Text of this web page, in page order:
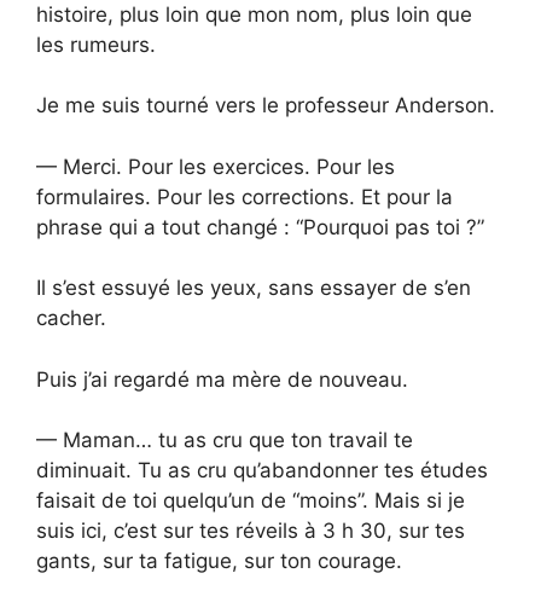
histoire, plus loin que mon nom, plus loin que
les rumeurs.
Je me suis tourné vers le professeur Anderson.
— Merci. Pour les exercices. Pour les
formulaires. Pour les corrections. Et pour la
phrase qui a tout changé : “Pourquoi pas toi ?”
Il s’est essuyé les yeux, sans essayer de s’en
cacher.
Puis j’ai regardé ma mère de nouveau.
— Maman… tu as cru que ton travail te
diminuait. Tu as cru qu’abandonner tes études
faisait de toi quelqu’un de “moins”. Mais si je
suis ici, c’est sur tes réveils à 3 h 30, sur tes
gants, sur ta fatigue, sur ton courage.